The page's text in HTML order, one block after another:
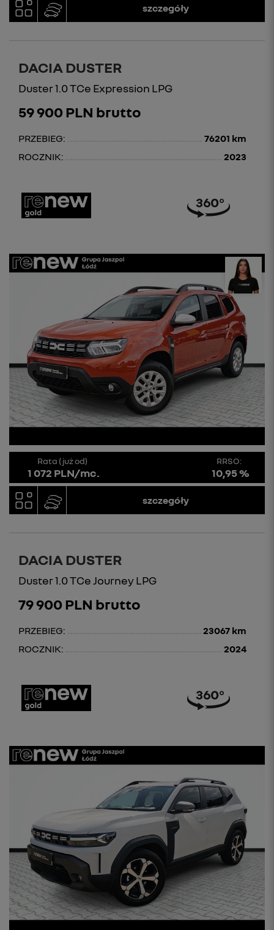
szczegóły
DACIA DUSTER
Duster 1.0 TCe Expression LPG
59 900 PLN brutto
PRZEBIEG:
76201 km
ROCZNIK:
2023
Rata (już od)
1 072 PLN/mc.
RRSO:
10,95 %
szczegóły
DACIA DUSTER
Duster 1.0 TCe Journey LPG
79 900 PLN brutto
PRZEBIEG:
23067 km
ROCZNIK:
2024